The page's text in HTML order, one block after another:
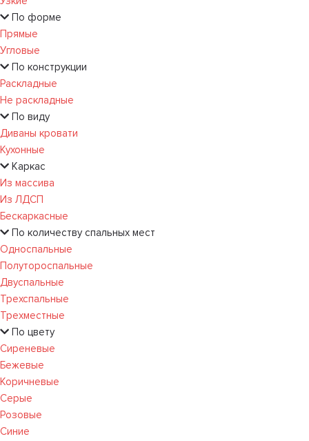
По форме
Прямые
Угловые
По конструкции
Раскладные
Не раскладные
По виду
Диваны кровати
Кухонные
Каркас
Из массива
Из ЛДСП
Бескаркасные
По количеству спальных мест
Односпальные
Полутороспальные
Двуспальные
Трехспальные
Трехместные
По цвету
Сиреневые
Бежевые
Коричневые
Серые
Розовые
Синие